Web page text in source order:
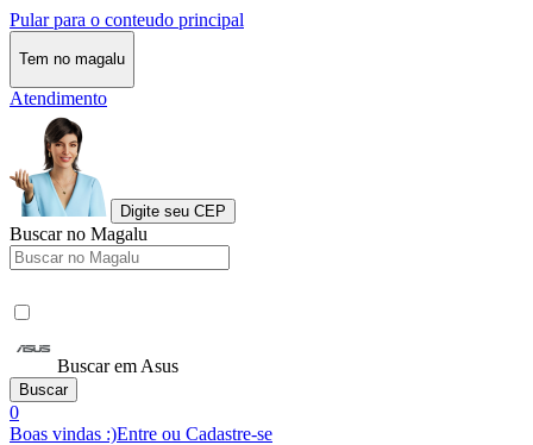
Pular para o conteudo principal
Tem no magalu
Atendimento
Digite seu CEP
Buscar no Magalu
Buscar em Asus
Buscar
0
Boas vindas :)Entre ou Cadastre-se